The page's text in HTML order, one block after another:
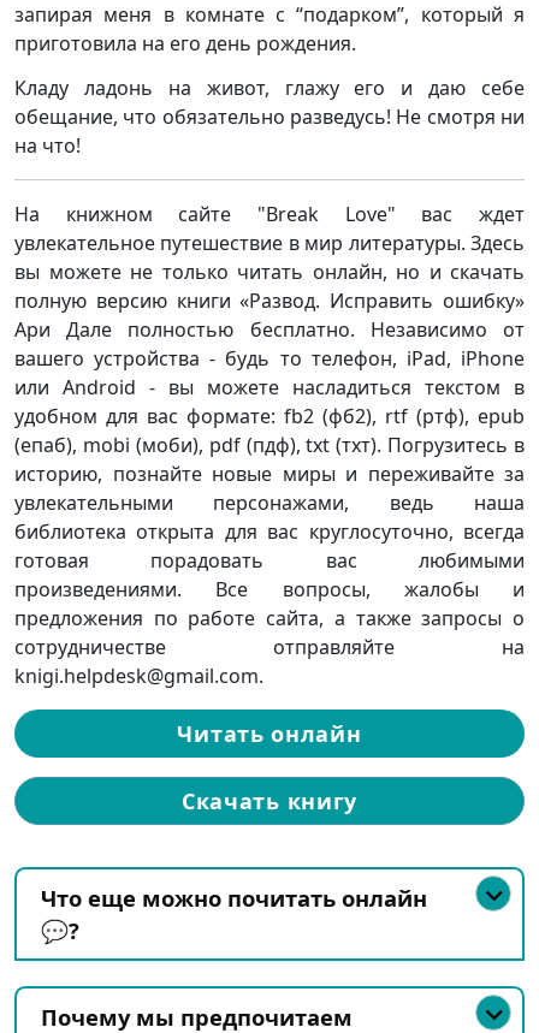
запирая меня в комнате с “подарком”, который я
приготовила на его день рождения.
Кладу ладонь на живот, глажу его и даю себе
обещание, что обязательно разведусь! Не смотря ни
на что!
На книжном сайте "Break Love" вас ждет
увлекательное путешествие в мир литературы. Здесь
вы можете не только читать онлайн, но и скачать
полную версию книги «Развод. Исправить ошибку»
Ари Дале полностью бесплатно. Независимо от
вашего устройства - будь то телефон, iPad, iPhone
или Android - вы можете насладиться текстом в
удобном для вас формате: fb2 (фб2), rtf (ртф), epub
(епаб), mobi (моби), pdf (пдф), txt (тхт). Погрузитесь в
историю, познайте новые миры и переживайте за
увлекательными персонажами, ведь наша
библиотека открыта для вас круглосуточно, всегда
готовая порадовать вас любимыми
произведениями. Все вопросы, жалобы и
предложения по работе сайта, а также запросы о
сотрудничестве отправляйте на
knigi.helpdesk@gmail.com.
Читать онлайн
Скачать книгу
Что еще можно почитать онлайн
💬?
Почему мы предпочитаем